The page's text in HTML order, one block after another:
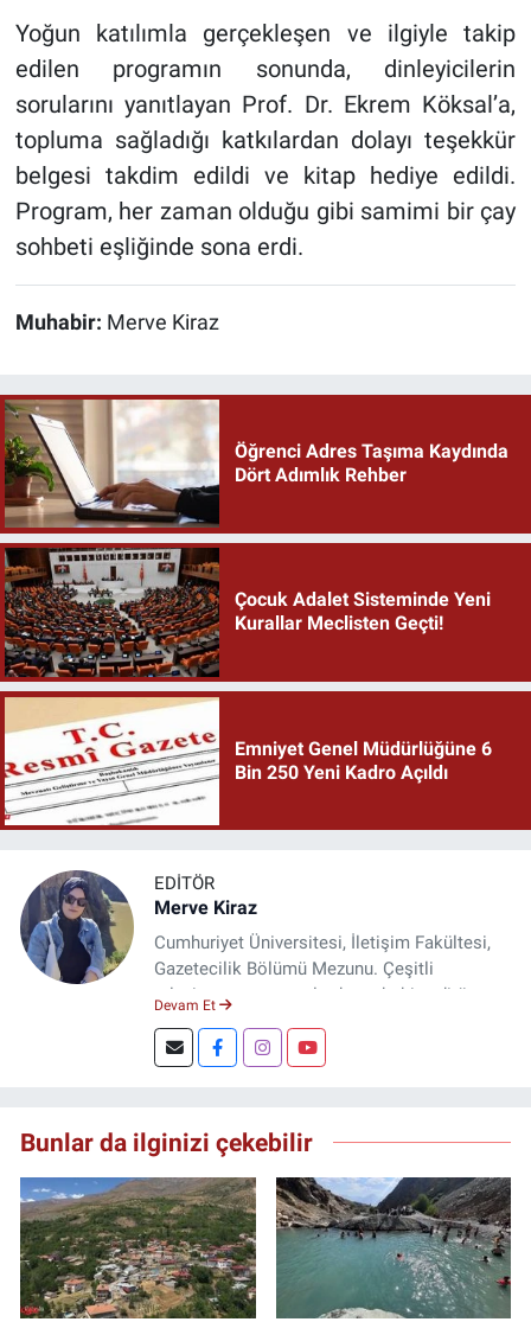
Yoğun katılımla gerçekleşen ve ilgiyle takip
edilen programın sonunda, dinleyicilerin
sorularını yanıtlayan Prof. Dr. Ekrem Köksal’a,
topluma sağladığı katkılardan dolayı teşekkür
belgesi takdim edildi ve kitap hediye edildi.
Program, her zaman olduğu gibi samimi bir çay
sohbeti eşliğinde sona erdi.
Muhabir: Merve Kiraz
Öğrenci Adres Taşıma Kaydında
Dört Adımlık Rehber
Çocuk Adalet Sisteminde Yeni
Kurallar Meclisten Geçti!
Emniyet Genel Müdürlüğüne 6
Bin 250 Yeni Kadro Açıldı
EDITÖR
Merve Kiraz
Cumhuriyet Üniversitesi, İletişim Fakültesi,
Gazetecilik Bölümü Mezunu. Çeşitli
televizyon ve gazetelerde muhabir, editör,
Şuan, www.dogugazetesi.com adlı haber
sitesinin Yazı İşleri Müdürlüğünü yürütmekte.
Devam Et
Bunlar da ilginizi çekebilir